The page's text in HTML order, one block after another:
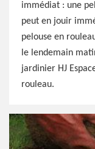
immédiat : une
peut en jouir
pelouse en
le lendemain
jardinier HJ
rouleau.